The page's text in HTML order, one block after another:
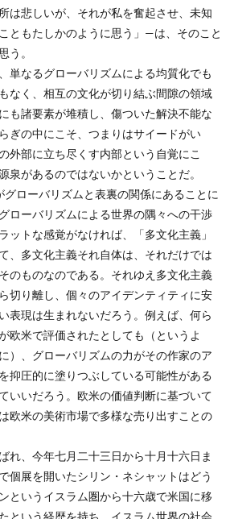
は悲しいが、それが私を奮起させ、未知
ともたしかのように思う」—は、そのこと
う。
単なるグローバリズムによる均質化でも
なく、相互の文化が切り結ぶ間隙の領域
も諸要素が堆積し、傷ついた解決不能な
ぎの中にこそ、つまりはサイードがい
外部に立ち尽くす内部という自覚にこ
泉があるのではないかということだ。
ローバリズムと表裏の関係にあることに
ローバリズムによる世界の隅々への干渉
ットな感覚がなければ、「多文化主義」
、多文化主義それ自体は、それだけでは
のものなのである。それゆえ多文化主義
切り離し、個々のアイデンティティに安
表現は生まれないだろう。例えば、何ら
欧米で評価されたとしても（というよ
）、グローバリズムの力がその作家のア
抑圧的に塗りつぶしている可能性がある
いいだろう。欧米の価値判断に基づいて
欧米の美術市場で多様な売り出すことの
れ、今年七月二十三日から十月十六日ま
個展を開いたシリン・ネシャットはどう
というイスラム圏から十六歳で米国に移
という経歴を持ち、イスラム世界の社会